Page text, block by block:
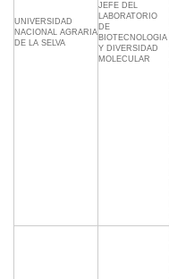
UNIVERSIDAD
NACIONAL AGRARIA
DE LA SELVA
JEFE DEL
LABORATORIO
DE
BIOTECNOLOGIA
Y DIVERSIDAD
MOLECULAR